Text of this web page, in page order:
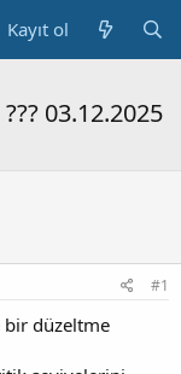
Kayıt ol
03.12.2025
#1
bir düzeltme